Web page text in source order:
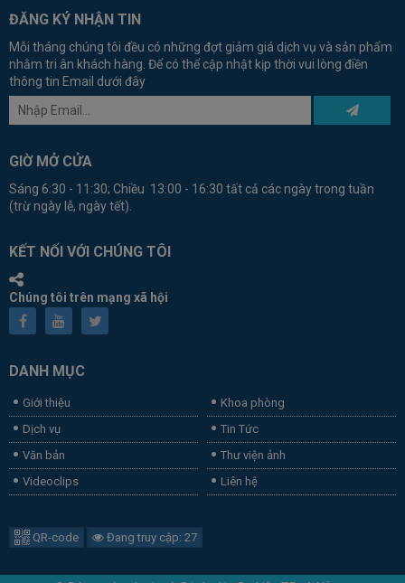
ĐĂNG KÝ NHẬN TIN
Mỗi tháng chúng tôi đều có những đợt giảm giá dịch vụ và sản phẩm
nhằm tri ân khách hàng. Để có thể cập nhật kịp thời vui lòng điền
thông tin Email dưới đây
GIỜ MỞ CỬA
Sáng 6:30 - 11:30; Chiều 13:00 - 16:30 tất cả các ngày trong tuần
(trừ ngày lễ, ngày tết).
KẾT NỐI VỚI CHÚNG TÔI
Chúng tôi trên mạng xã hội
DANH MỤC
Giới thiệu
Khoa phòng
Dịch vụ
Tin Tức
Văn bản
Thư viện ảnh
Videoclips
Liên hệ
QR-code Đang truy cập: 27